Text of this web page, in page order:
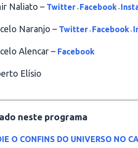
Naliato – Twitter - Facebook -
Naranjo – Twitter - Facebook -
Alencar – Facebook
Elísio
neste programa
O CONFINS DO UNIVERSO NO